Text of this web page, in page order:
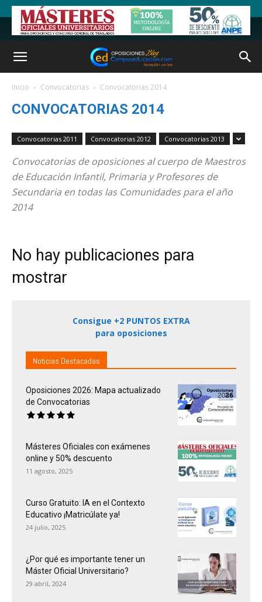
Inicio Convocatorias Convocatorias 2014
CONVOCATORIAS 2014
Convocatorias 2011 Convocatorias 2012 Convocatorias 2013
Convocatorias de oposiciones al cuerpo de Maestros
de Educación Infantil, Primaria y Profesores de
Secundaria en todas las Comunidades para el año
2014
No hay publicaciones para
mostrar
Consigue +2 PUNTOS EXTRA
para oposiciones
Noticias Destacadas
Oposiciones 2026: Mapa actualizado
de Convocatorias
Másteres Oficiales con exámenes
online y 50% descuento
11 agosto, 2025
Curso Gratuito: IA en el Contexto
Educativo ¡Matricúlate ya!
24 julio, 2025
¿Por qué es importante tener un
Máster Oficial Universitario?
29 abril, 2024